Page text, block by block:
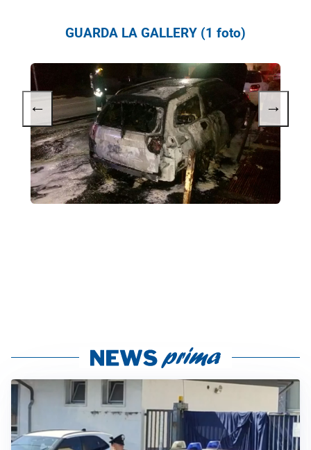
GUARDA LA GALLERY (1 foto)
← →